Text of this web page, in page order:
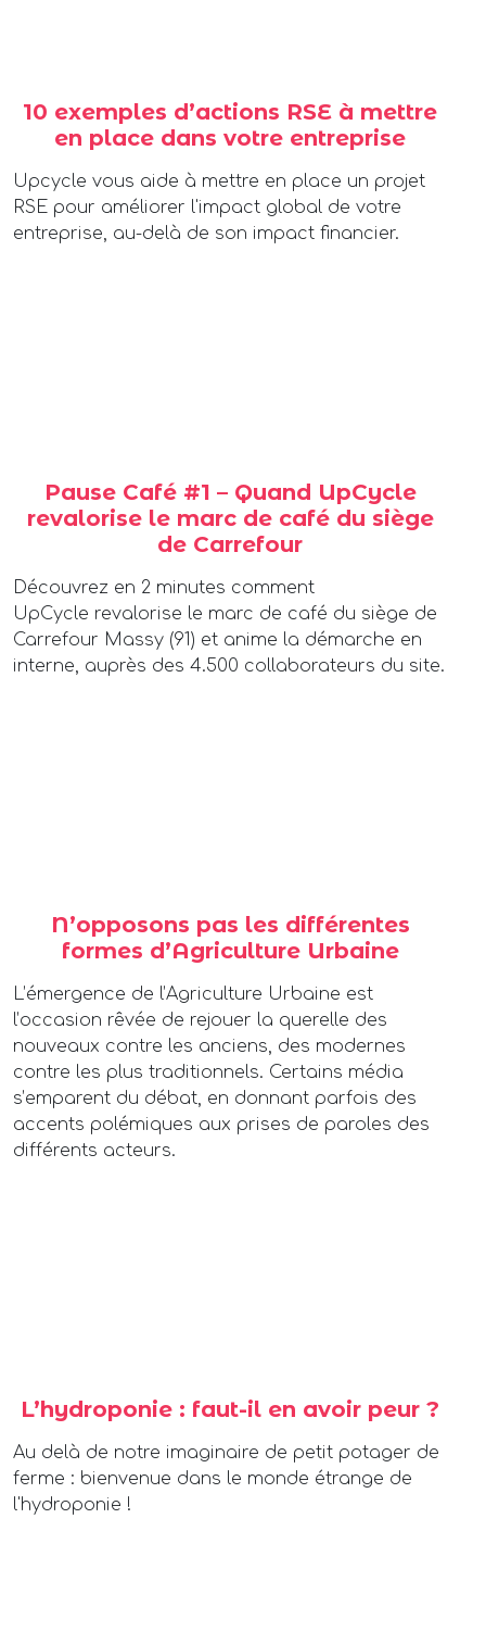
10 exemples d’actions RSE à mettre
en place dans votre entreprise
Upcycle vous aide à mettre en place un projet
RSE pour améliorer l'impact global de votre
entreprise, au-delà de son impact financier.
Pause Café #1 – Quand UpCycle
revalorise le marc de café du siège
de Carrefour
Découvrez en 2 minutes comment
UpCycle revalorise le marc de café du siège de
Carrefour Massy (91) et anime la démarche en
interne, auprès des 4.500 collaborateurs du site.
N’opposons pas les différentes
formes d’Agriculture Urbaine
L’émergence de l’Agriculture Urbaine est
l’occasion rêvée de rejouer la querelle des
nouveaux contre les anciens, des modernes
contre les plus traditionnels. Certains média
s’emparent du débat, en donnant parfois des
accents polémiques aux prises de paroles des
différents acteurs.
L’hydroponie : faut-il en avoir peur ?
Au delà de notre imaginaire de petit potager de
ferme : bienvenue dans le monde étrange de
l'hydroponie !